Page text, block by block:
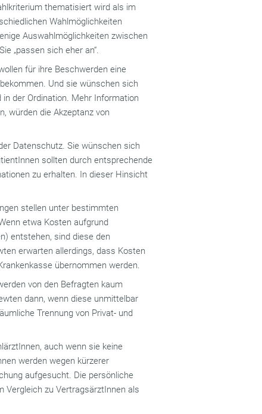
thematisiert wird als im
Wahlmöglichkeiten
Auswahlmöglichkeiten zwischen
„passen sich eher an“.
für ihre Beschwerden eine
Und sie wünschen sich
der Ordination. Mehr Information
würden die Akzeptanz von
Datenschutz. Sie wünschen sich
sollten durch entsprechende
zu erhalten. In dieser Hinsicht
stellen unter bestimmten
etwa Kosten aufgrund
entstehen, sind diese den
erwarten allerdings, dass Kosten
übernommen werden.
von den Befragten kaum
dann, wenn diese unmittelbar
Trennung von Privat- und
auch wenn sie keine
werden wegen kürzerer
aufgesucht. Die persönliche
Vergleich zu VertragsärztInnen als